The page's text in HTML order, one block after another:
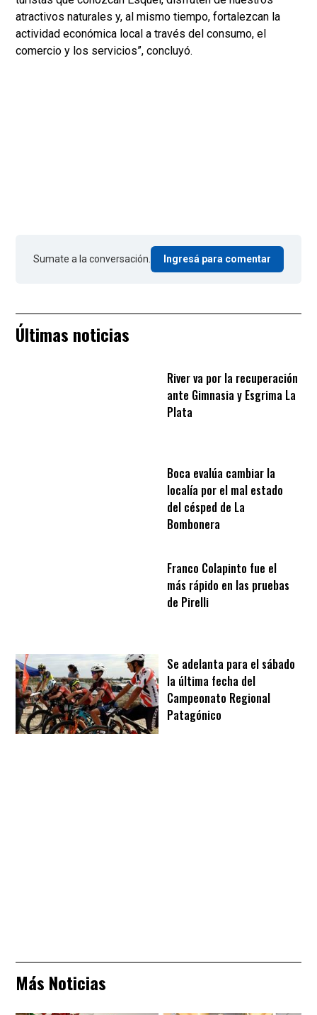
atractivos naturales y, al mismo tiempo, fortalezcan la
actividad económica local a través del consumo, el
comercio y los servicios”, concluyó.
Sumate a la conversación. Ingresá para comentar
Últimas noticias
River va por la recuperación
ante Gimnasia y Esgrima La
Plata
Boca evalúa cambiar la
localía por el mal estado
del césped de La
Bombonera
Franco Colapinto fue el
más rápido en las pruebas
de Pirelli
Se adelanta para el sábado
la última fecha del
Campeonato Regional
Patagónico
Más Noticias